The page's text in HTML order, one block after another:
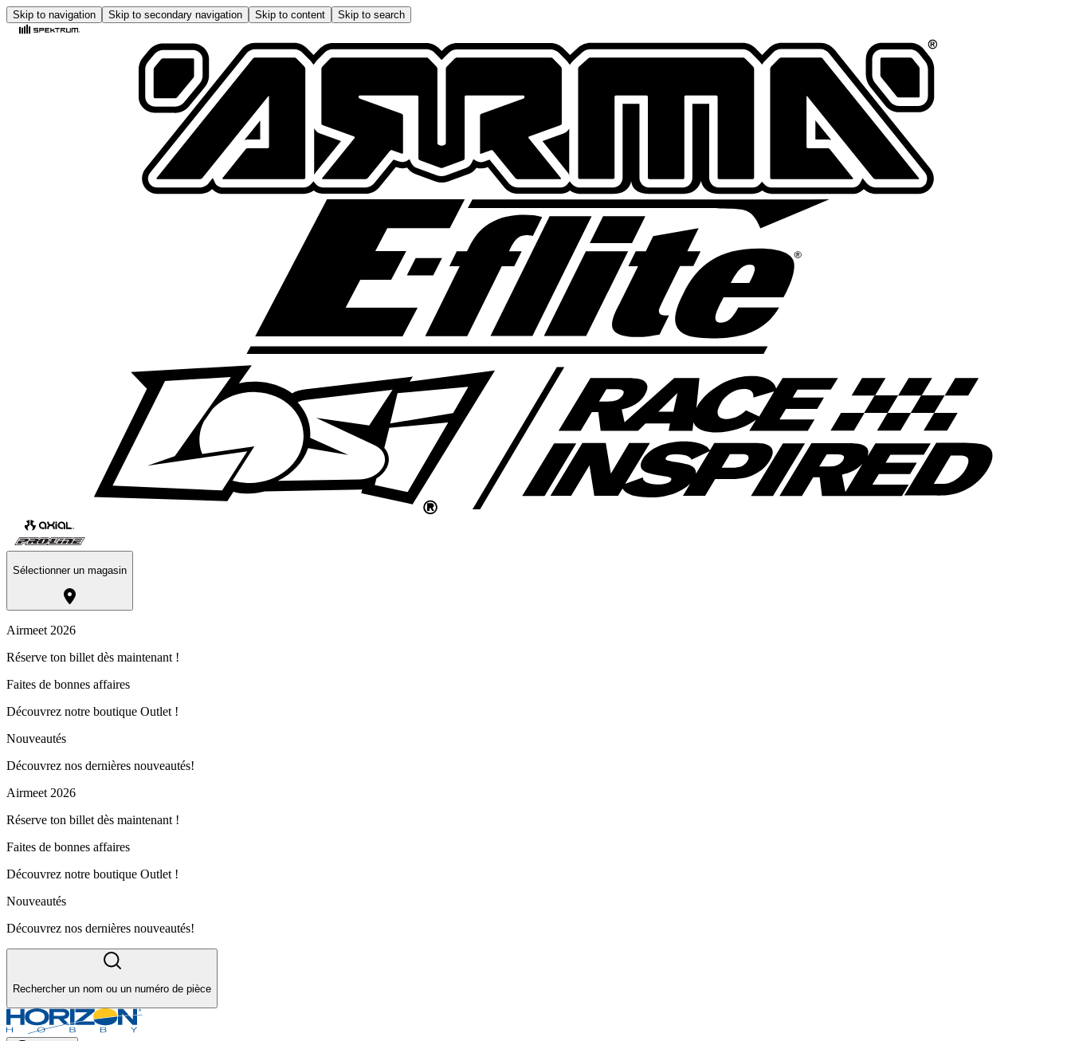
Skip to navigation Skip to secondary navigation Skip to content Skip to search
Sélectionner un magasin
Airmeet 2026
Réserve ton billet dès maintenant !
Faites de bonnes affaires
Découvrez notre boutique Outlet !
Nouveautés
Découvrez nos dernières nouveautés!
Airmeet 2026
Réserve ton billet dès maintenant !
Faites de bonnes affaires
Découvrez notre boutique Outlet !
Nouveautés
Découvrez nos dernières nouveautés!
Rechercher un nom ou un numéro de pièce